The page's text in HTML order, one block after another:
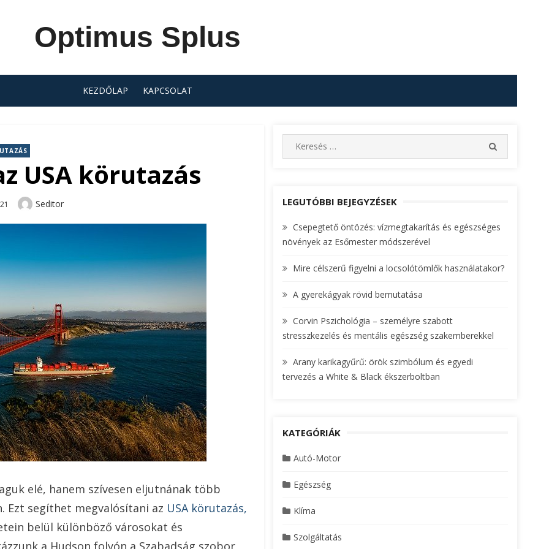
Optimus Splus
KEZDŐLAP KAPCSOLAT
UTAZÁS
USA körutazás
Author
Seditor
elé, hanem szívesen eljutnának több
Ezt segíthet megvalósítani az USA körutazás,
belül különböző városokat és
a Hudson folyón a Szabadság szobor
e
c
f
o
:
E
LEGUTÓBBI BEJEGYZÉSEK
Csepegtető öntözés: vízmegtakarítás és egészséges
növények az Esőmester módszerével
Mire célszerű figyelni a locsolótömlők használatakor?
A gyerekágyak rövid bemutatása
Corvin Pszichológia – személyre szabott
stresszkezelés és mentális egészség szakemberekkel
Arany karikagyűrű: örök szimbólum és egyedi
tervezés a White & Black ékszerboltban
KATEGÓRIÁK
Autó-Motor
Egészség
Klíma
Szolgáltatás